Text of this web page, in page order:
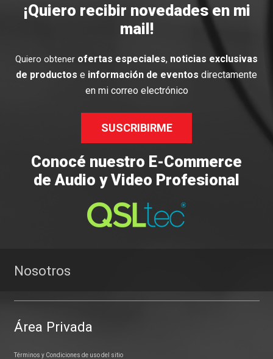
¡Quiero recibir novedades en mi
mail!
Quiero obtener ofertas especiales, noticias exclusivas
de productos e información de eventos directamente
en mi correo electrónico
SUSCRIBIRME
Conocé nuestro E-Commerce
de Audio y Video Profesional
Nosotros
Área Privada
Términos y Condiciones de uso del sitio